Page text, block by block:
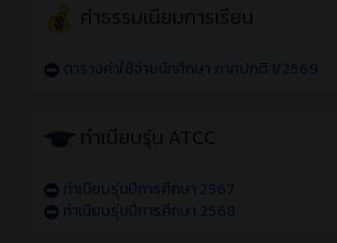
ตารางค่าใช้จ่ายนักศึกษา ภาคปกติ 1/2569
ทำเนียบรุ่นปีการศึกษา 2567
ทำเนียบรุ่นปีการศึกษา 2568